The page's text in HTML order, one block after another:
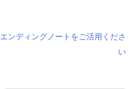
エンディングノートをご活用くださ
い